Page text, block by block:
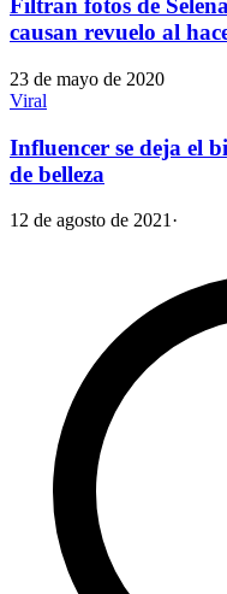
Filtran fotos de
causan revuelo al
23 de mayo de 2020
Viral
Influencer se deja el
de belleza
12 de agosto de 2021·